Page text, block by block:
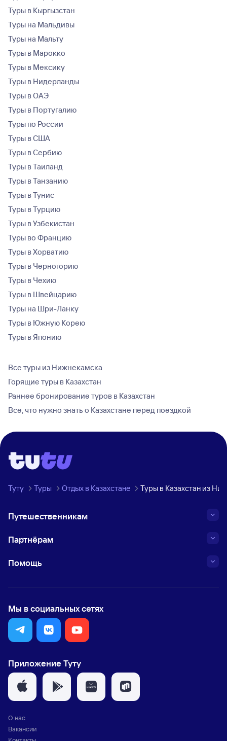
Туры в Кыргызстан
Туры на Мальдивы
Туры на Мальту
Туры в Марокко
Туры в Мексику
Туры в Нидерланды
Туры в ОАЭ
Туры в Португалию
Туры по России
Туры в США
Туры в Сербию
Туры в Таиланд
Туры в Танзанию
Туры в Тунис
Туры в Турцию
Туры в Узбекистан
Туры во Францию
Туры в Хорватию
Туры в Черногорию
Туры в Чехию
Туры в Швейцарию
Туры на Шри-Ланку
Туры в Южную Корею
Туры в Японию
Все туры из Нижнекамска
Горящие туры в Казахстан
Раннее бронирование туров в Казахстан
Все, что нужно знать о Казахстане перед поездкой
Туту Туры Отдых в Казахстане Туры в Казахстан из
Путешественникам
Партнёрам
Помощь
Мы в социальных сетях
Приложение Туту
О нас
Вакансии